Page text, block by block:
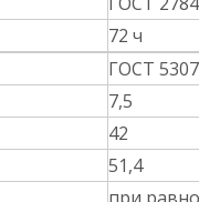
72 ч
ГОСТ
7,5
42
51,4